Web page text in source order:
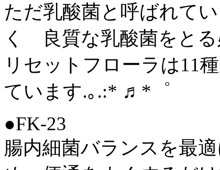
ただ乳酸菌と呼ばれて
く 良質な乳酸菌をと
リセットフローラは11
ています.｡.:* ♬︎*゜
●FK-23
腸内細菌バランスを最